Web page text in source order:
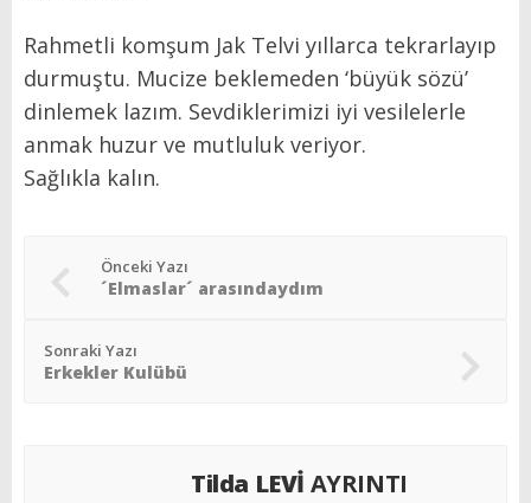
Rahmetli komşum Jak Telvi yıllarca tekrarlayıp
durmuştu. Mucize beklemeden ‘büyük sözü’
dinlemek lazım. Sevdiklerimizi iyi vesilelerle
anmak huzur ve mutluluk veriyor.
Sağlıkla kalın.
Önceki Yazı
´Elmaslar´ arasındaydım
Sonraki Yazı
Erkekler Kulübü
Tilda LEVİ AYRINTI